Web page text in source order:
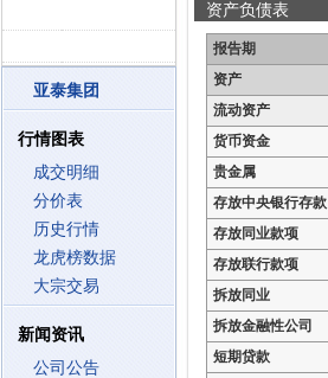
亚泰集团
行情图表
成交明细
分价表
历史行情
龙虎榜数据
大宗交易
新闻资讯
公司公告
资产负债表
报告期
资产
流动资产
货币资金
贵金属
存放中央银行存款
存放同业款项
存放联行款项
拆放同业
拆放金融性公司
短期贷款